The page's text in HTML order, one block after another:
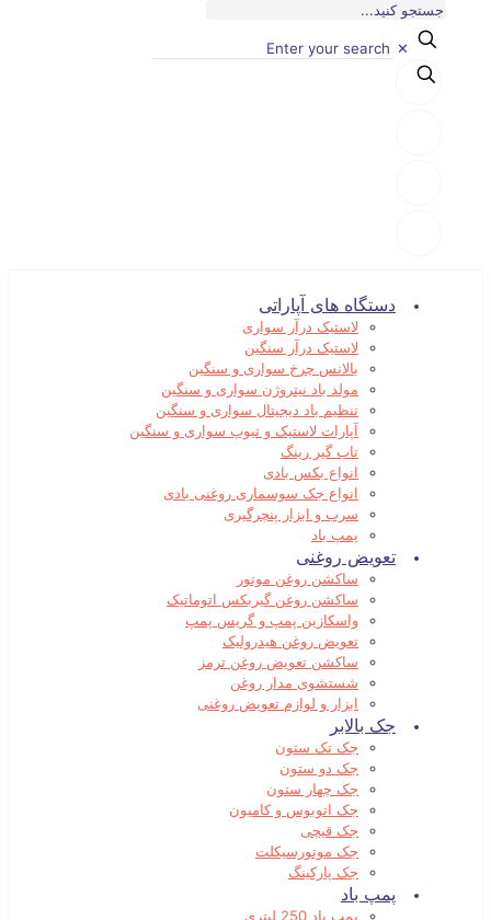
✕
دستگاه های آپاراتی
لاستیک درآر سواری
لاستیک درآر سنگین
بالانس چرخ سواری و سنگین
مولد باد نیتروژن سواری و سنگین
تنظیم باد دیجیتال سواری و سنگین
آپارات لاستیک و تیوپ سواری و سنگین
تاب گیر رینگ
انواع بکس بادی
انواع جک سوسماری روغنی بادی
سرب و ابزار پنچرگیری
پمپ باد
تعویض روغنی
ساکشن روغن موتور
ساکشن روغن گیربکس اتوماتیک
واسکازین پمپ و گریس پمپ
تعویض روغن هیدرولیک
ساکشن تعویض روغن ترمز
شستشوی مدار روغن
ابزار و لوازم تعویض روغنی
جک بالابر
جک تک ستون
جک دو ستون
جک چهار ستون
جک اتوبوس و کامیون
جک قیچی
جک موتورسیکلت
جک پارکینگ
پمپ باد
پمپ باد 250 لیتری